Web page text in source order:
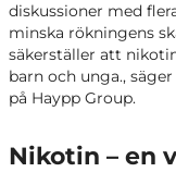
diskussioner med
minska rökningens
säkerställer att
barn och unga.,
på Haypp Group.
Nikotin – en